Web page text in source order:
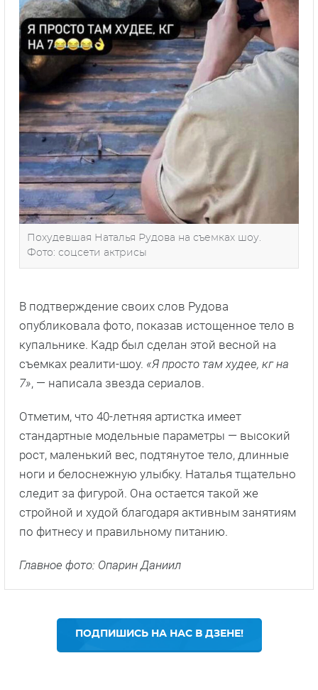
Похудевшая Наталья Рудова на съемках шоу.
Фото: соцсети актрисы
В подтверждение своих слов Рудова
опубликовала фото, показав истощенное тело в
купальнике. Кадр был сделан этой весной на
съемках реалити-шоу. «Я просто там худее, кг на
7», — написала звезда сериалов.
Отметим, что 40-летняя артистка имеет
стандартные модельные параметры — высокий
рост, маленький вес, подтянутое тело, длинные
ноги и белоснежную улыбку. Наталья тщательно
следит за фигурой. Она остается такой же
стройной и худой благодаря активным занятиям
по фитнесу и правильному питанию.
Главное фото: Опарин Даниил
ПОДПИШИСЬ НА НАС В ДЗЕНЕ!